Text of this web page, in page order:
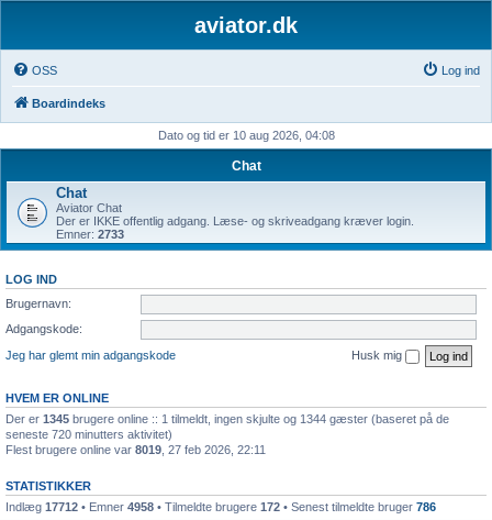
aviator.dk
OSS Log ind
Boardindeks
Dato og tid er 10 aug 2026, 04:08
Chat
Chat
Aviator Chat
Der er IKKE offentlig adgang. Læse- og skriveadgang kræver login.
Emner: 2733
LOG IND
Brugernavn:
Adgangskode:
Jeg har glemt min adgangskode
Husk mig
HVEM ER ONLINE
Der er 1345 brugere online :: 1 tilmeldt, ingen skjulte og 1344 gæster (baseret på de
seneste 720 minutters aktivitet)
Flest brugere online var 8019 , 27 feb 2026, 22:11
STATISTIKKER
Indlæg 17712 • Emner 4958 • Tilmeldte brugere 172 • Senest tilmeldte bruger 786